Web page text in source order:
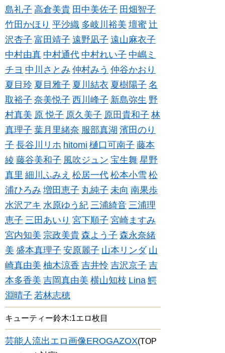
島礼子 高倉美貴 田中美佐子 田畑智子
竹田かほり 平沙織 多岐川裕美 壇蜜 辻
沢杏子 富田靖子 遠野凪子 遠山麻衣子
中村由真 中村通代 中村れい子 中嶋ミ
チヨ 中川さとみ 仲村みう 仲谷かおり
夏目玲 夏目雅子 夏川結衣 夏樹陽子 名
取裕子 奈美悦子 西川峰子 新島弥生 野
村真美 原 悦子 原久美子 原田貴和子 林
真理子 葉月里緒奈 服部真湖 濱田のり
子 長谷川リホ hitomi 樋口可南子 藤本
綾 藤谷美和子 風吹ジュン 宝生舞 星野
真里 細川ふみえ 松居一代 松本小雪 松
浦ひろみ 増田恵子 丸純子 未向 南果歩
水沢アキ 水原ゆう紀 三浦綺音 三浦理
恵子 三田あいり 宮下順子 宮崎ますみ
宮内知美 宗政美貴 森よう子 森永奈緒
美 盛本真理子 安原麗子 山本リンダ 山
崎真由美 柚木涼香 吉井怜 吉沢京子 吉
本多香美 吉岡真由美 横山知枝 Lina 鰐
淵晴子 若林志穂
キューティー鈴木:1エロ枚目
芸能人流出エロ画像EROGAZOX(TOP